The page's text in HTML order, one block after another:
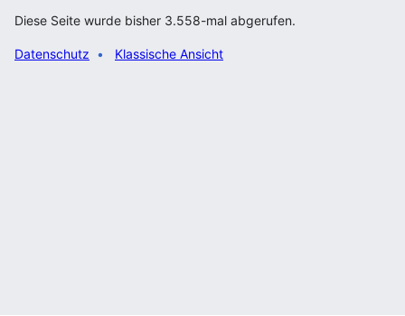
Diese Seite wurde bisher 3.558-mal abgerufen.
Datenschutz Klassische Ansicht